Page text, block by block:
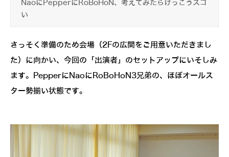
NaoにPepperにRoBoHoN、考えてみたらけっこうスゴ
い
さっそく準備のため会場（2Fの広間をご用意いただきまし
た）に向かい、今回の「出演者」のセットアップにいそしみ
ます。PepperにNaoにRoBoHoN3兄弟の、ほぼオールス
ター勢揃い状態です。